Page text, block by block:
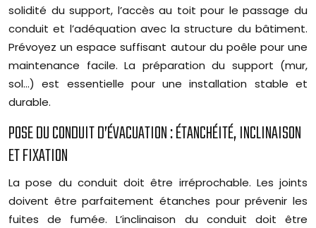
solidité du support, l’accès au toit pour le passage du
conduit et l’adéquation avec la structure du bâtiment.
Prévoyez un espace suffisant autour du poêle pour une
maintenance facile. La préparation du support (mur,
sol…) est essentielle pour une installation stable et
durable.
POSE DU CONDUIT D’ÉVACUATION : ÉTANCHÉITÉ, INCLINAISON
ET FIXATION
La pose du conduit doit être irréprochable. Les joints
doivent être parfaitement étanches pour prévenir les
fuites de fumée. L’inclinaison du conduit doit être